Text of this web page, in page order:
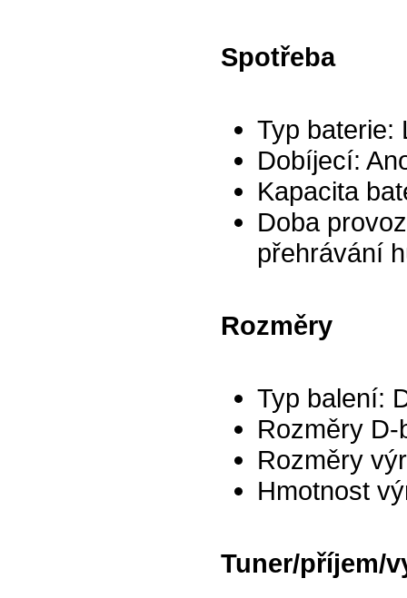
Spotřeba
Typ baterie:
Dobíjecí:
Kapacita
Doba
přehrávání
Rozměry
Typ balení:
Rozměry
Rozměry
Hmotnost
Tuner/příjem/